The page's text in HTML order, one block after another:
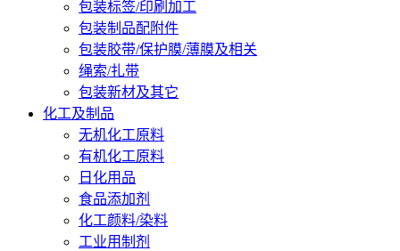
包装标签/印刷加工
包装制品配附件
包装胶带/保护膜/薄膜及相关
绳索/扎带
包装新材及其它
化工及制品
无机化工原料
有机化工原料
日化用品
食品添加剂
化工颜料/染料
工业用制剂